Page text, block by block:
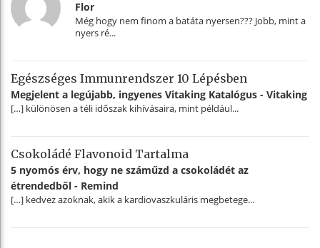
Flor
Még hogy nem finom a batáta nyersen??? Jobb, mint a
nyers ré...
Egészséges Immunrendszer 10 Lépésben
Megjelent a legújabb, ingyenes Vitaking Katalógus - Vitaking
[…] különösen a téli időszak kihívásaira, mint például...
Csokoládé Flavonoid Tartalma
5 nyomós érv, hogy ne száműzd a csokoládét az
étrendedből - Remind
[…] kedvez azoknak, akik a kardiovaszkuláris megbetege...